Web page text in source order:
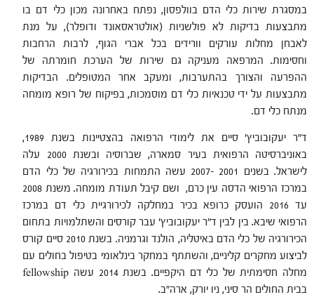
במסגרת שירות כלי הדם בוולפסון, נפתח באחרונה מכון כלי דם בו
מתבצעות בדיקות לא פולשניות (אולטראסאונד ודופלר), על מנת
לאבחן מחלות עורקים וורידים בכל אברי הגוף, לרבות הרחבות
וחסימות. המרפאה מעניקה גם שירות של הערכת חומרתה של
ההפרעה והצורך בהתערבות, ומעקב אחר המטופלים. הבדיקות
מתבצעות על ידי טכנאיות כלי דם מוסמכות, בפיקוח של רופא מומחה
מנתח כלי דם.
ד"ר יעקובוביץ' סיים את לימודי הרפואה בהצטיינות בשנת 1989,
באוניברסיטה הרפואית בעיר סמארה, שברוסיה ובשנת 2000 עלה
לישראל. בשנים 2001 -2007 עשה התמחות בכירורגיה של כלי הדם
במרכז הרפואי הדסה עין כרם, ושם קיבל תעודת מומחה. משנת 2008
עד 2016 הועסק כרופא בכיר במחלקה לכירורגיית כלי דם במרכז
הרפואי שיבא. בין לבין ד"ר יעקובוביץ' עבר קורסים והשתלמויות בתחום
הכירורגיה של כלי הדם באיטליה, הולנד וגרמניה. בשנת 2010 סיים קורס
לביצוע מחקרים קליניים, והשתתף במחקר בינלאומי בטיפול בחולים עם
מחלה חסימתית של כלי דם היקפיים. בשנת 2014 עשה fellowship
בבית החולים הר סיני, ניו יורק, ארה"ב.